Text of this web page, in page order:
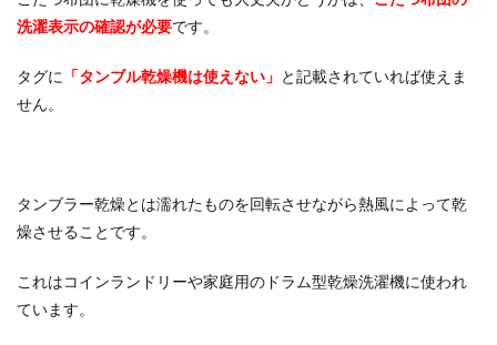
洗濯表示の確認が必要です。
タグに 「タンブル乾燥機は使えない」 と記載されていれば使えま
せん。
タンブラー乾燥とは濡れたものを回転させながら熱風によって乾
燥させることです。
これはコインランドリーや家庭用のドラム型乾燥洗濯機に使われ
ています。